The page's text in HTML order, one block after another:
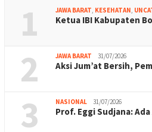
1 JAWA BARAT, KESEHATAN,
Ketua IBI Kabupaten
2 JAWA BARAT 31/07/2026
Aksi Jum’at Bersih,
3 NASIONAL 31/07/2026
Prof. Eggi Sudjana: